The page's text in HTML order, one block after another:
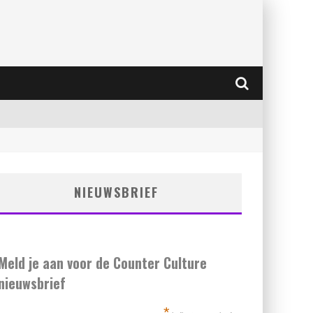
NIEUWSBRIEF
je aan voor de Counter Culture